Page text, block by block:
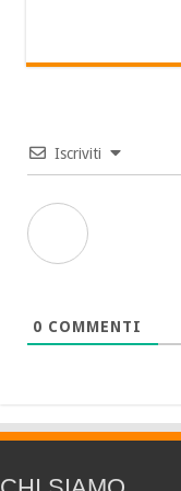
Iscriviti
0 COMMENTI